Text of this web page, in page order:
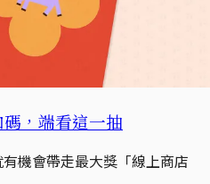
，端看這一抽
機會帶走最大獎「線上商店